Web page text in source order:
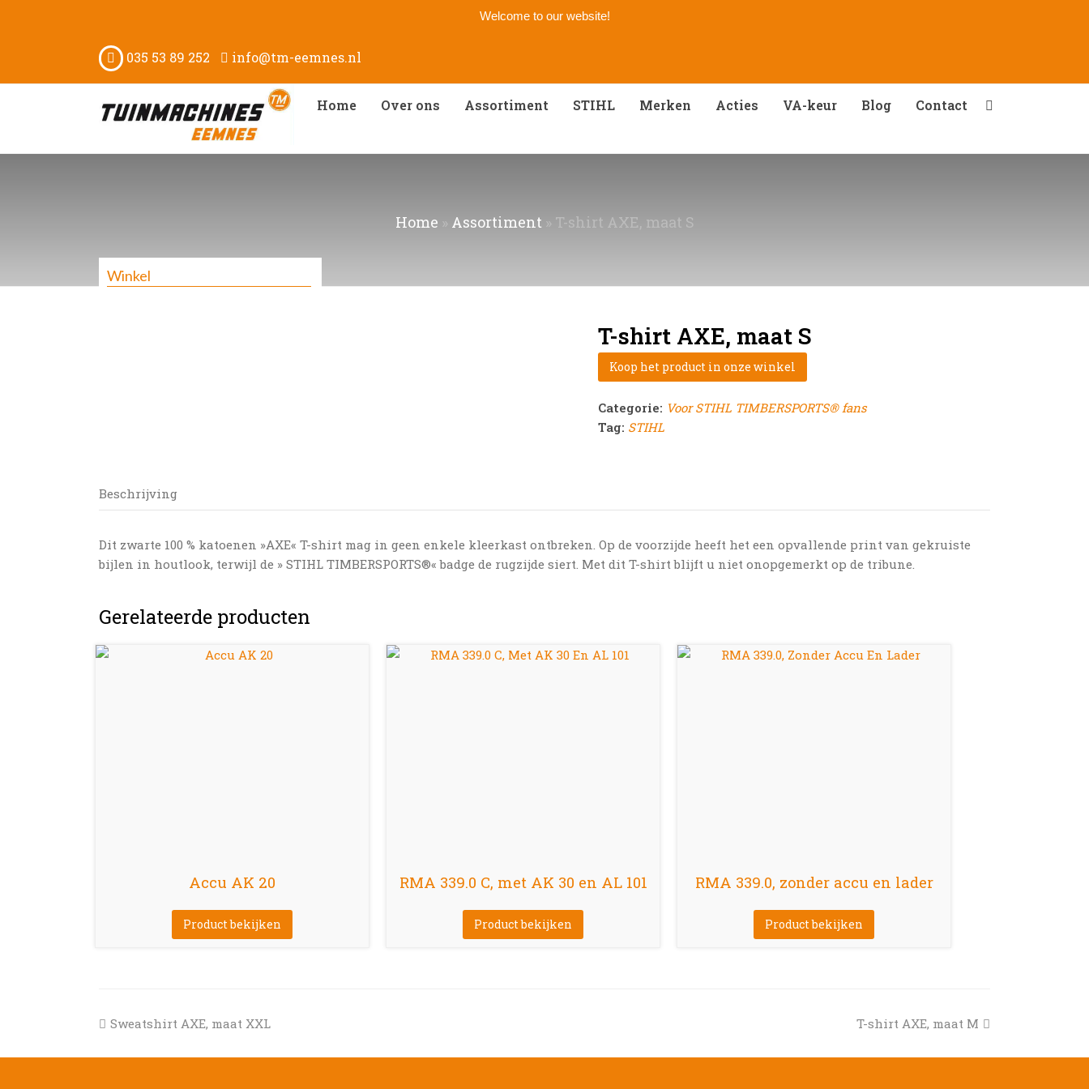
Welcome to our website!
035 53 89 252 info@tm-eemnes.nl
Home Over ons Assortiment STIHL Merken Acties VA-keur Blog Contact
Winkel
Home » Assortiment» T-shirt AXE, maat S
T-shirt AXE, maat S
Koop het product in onze winkel
Categorie: Voor STIHL TIMBERSPORTS® fans
Tag: STIHL
Beschrijving
Dit zwarte 100 % katoenen »AXE« T-shirt mag in geen enkele kleerkast ontbreken. Op de voorzijde heeft het een opvallende print van gekruiste
bijlen in houtlook, terwijl de » STIHL TIMBERSPORTS®« badge de rugzijde siert. Met dit T-shirt blijft u niet onopgemerkt op de tribune.
Gerelateerde producten
Accu AK 20
Product bekijken
RMA 339.0 C, met AK 30 en AL 101
Product bekijken
RMA 339.0, zonder accu en lader
Product bekijken
previous
Sweatshirt AXE, maat XXL
next
T-shirt AXE, maat M